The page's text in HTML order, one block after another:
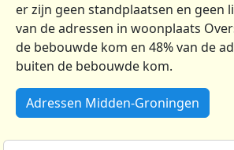
er zijn geen standplaatsen en geen
van de adressen in woonplaats
de bebouwde kom en 48% van de
buiten de bebouwde kom.
Adressen Midden-Groningen